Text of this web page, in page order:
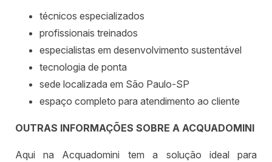
técnicos especializados
profissionais treinados
especialistas em desenvolvimento sustentável
tecnologia de ponta
sede localizada em São Paulo-SP
espaço completo para atendimento ao cliente
OUTRAS INFORMAÇÕES SOBRE A ACQUADOMINI
Aqui na Acquadomini tem a solução ideal para